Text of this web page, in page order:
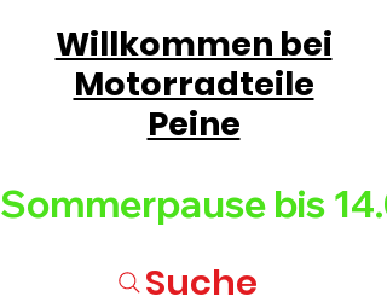
Sommerpause bis
Willkommen bei
Motorradteile
Peine
Suche